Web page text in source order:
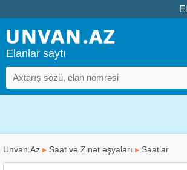
Elanlar saytı
Unvan.Az ▸ Saat və Zinət əşyaları ▸ Saatlar